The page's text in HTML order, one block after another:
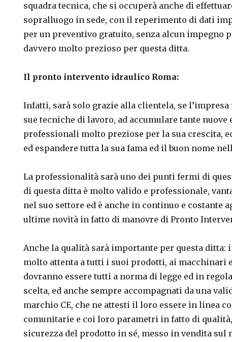
squadra tecnica, che si occuperà anche di
sopralluogo in sede, con il reperimento di dati
per un preventivo gratuito, senza alcun impegno
davvero molto prezioso per questa ditta.
Il pronto intervento idraulico Roma:
Infatti, sarà solo grazie alla clientela, se
sue tecniche di lavoro, ad accumulare tante nuove
professionali molto preziose per la sua crescita,
ed espandere tutta la sua fama ed il buon nome
La professionalità sarà uno dei punti fermi di
di questa ditta è molto valido e professionale,
nel suo settore ed è anche in continuo e costante
ultime novità in fatto di manovre di Pronto
Anche la qualità sarà importante per questa ditta:
molto attenta a tutti i suoi prodotti, ai macchinari
dovranno essere tutti a norma di legge ed in
scelta, ed anche sempre accompagnati da una
marchio CE, che ne attesti il loro essere in linea
comunitarie e coi loro parametri in fatto di
sicurezza del prodotto in sé, messo in vendita sul